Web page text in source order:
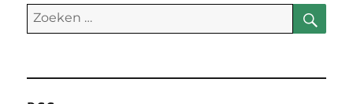
Zoeken
naar: